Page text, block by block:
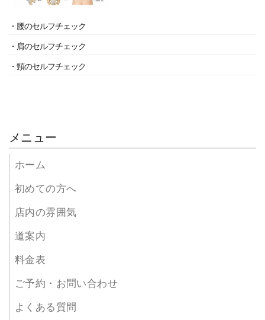
・腰のセルフチェック
・肩のセルフチェック
・頸のセルフチェック
メニュー
ホーム
初めての方へ
店内の雰囲気
道案内
料金表
ご予約・お問い合わせ
よくある質問